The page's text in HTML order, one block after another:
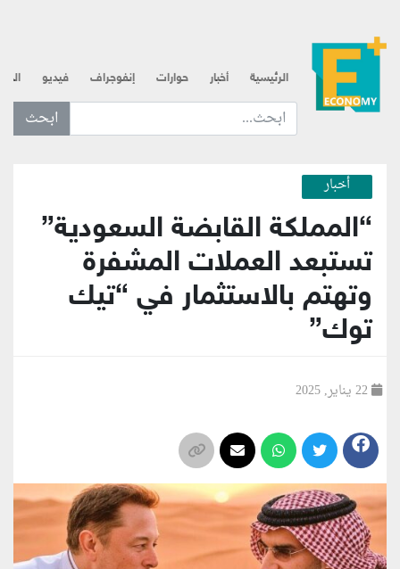
الرئيسية أخبار حوارات إنفوجراف فيديو
ابحث عن... :
أخبار
“المملكة القابضة السعودية”
تستبعد العملات المشفرة
وتهتم بالاستثمار في “تيك
توك”